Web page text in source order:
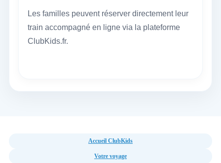
Les familles peuvent réserver directement leur
train accompagné en ligne via la plateforme
ClubKids.fr.
Accueil ClubKids
Votre voyage